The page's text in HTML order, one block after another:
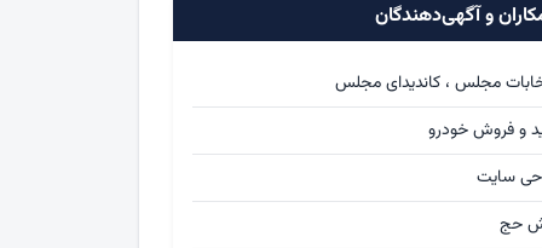
و آگهی‌دهندگان
مجلس ، کاندیدای مجلس
و فروش خودرو
سایت
حج